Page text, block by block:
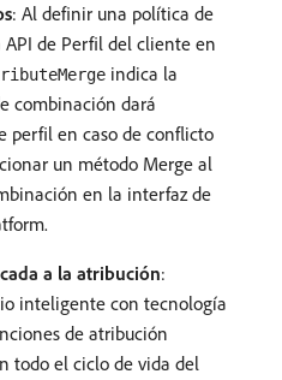
: Al definir una política de
de Perfil del cliente en
indica la
combinación dará
perfil en caso de conflicto
un método Merge al
en la interfaz de
a la atribución:
inteligente con tecnología
de atribución
todo el ciclo de vida del